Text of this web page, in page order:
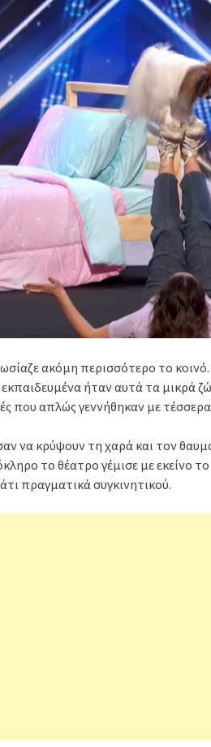
ακόμη περισσότερο το
ήταν αυτά τα μικρά
που απλώς γεννήθηκαν με
να κρύψουν τη χαρά και τον
το θέατρο γέμισε με εκείνο
πραγματικά συγκινητικού.